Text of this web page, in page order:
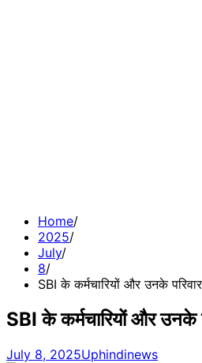
Home
2025
July
8
SBI के कर्मचारियों और उनके
SBI के कर्मचारियों और उनके
July 8, 2025Uphindinews